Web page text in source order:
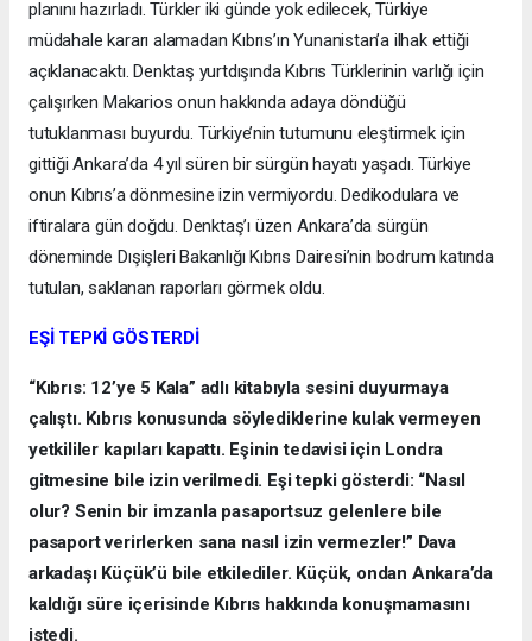
planını hazırladı. Türkler iki günde yok edilecek, Türkiye
müdahale kararı alamadan Kıbrıs’ın Yunanistan’a ilhak ettiği
açıklanacaktı. Denktaş yurtdışında Kıbrıs Türklerinin varlığı için
çalışırken Makarios onun hakkında adaya döndüğü
tutuklanması buyurdu. Türkiye’nin tutumunu eleştirmek için
gittiği Ankara’da 4 yıl süren bir sürgün hayatı yaşadı. Türkiye
onun Kıbrıs’a dönmesine izin vermiyordu. Dedikodulara ve
iftiralara gün doğdu. Denktaş’ı üzen Ankara’da sürgün
döneminde Dışişleri Bakanlığı Kıbrıs Dairesi’nin bodrum katında
tutulan, saklanan raporları görmek oldu.
EŞİ TEPKİ GÖSTERDİ
“Kıbrıs: 12’ye 5 Kala” adlı kitabıyla sesini duyurmaya
çalıştı. Kıbrıs konusunda söylediklerine kulak vermeyen
yetkililer kapıları kapattı. Eşinin tedavisi için Londra
gitmesine bile izin verilmedi. Eşi tepki gösterdi: “Nasıl
olur? Senin bir imzanla pasaportsuz gelenlere bile
pasaport verirlerken sana nasıl izin vermezler!” Dava
arkadaşı Küçük’ü bile etkilediler. Küçük, ondan Ankara’da
kaldığı süre içerisinde Kıbrıs hakkında konuşmamasını
istedi.